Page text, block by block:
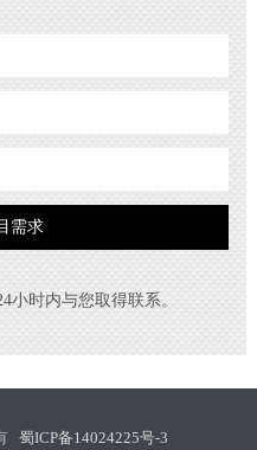
小时内与您取得联系。
蜀ICP备14024225号-3